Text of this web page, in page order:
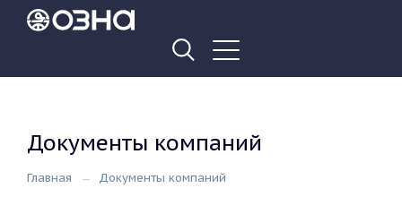
Документы компаний
Главная Документы компаний